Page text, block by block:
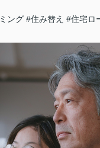
ング #住み替え #住宅ロ